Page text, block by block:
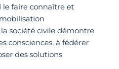
le faire connaître et
société civile démontre
consciences, à fédérer
des solutions